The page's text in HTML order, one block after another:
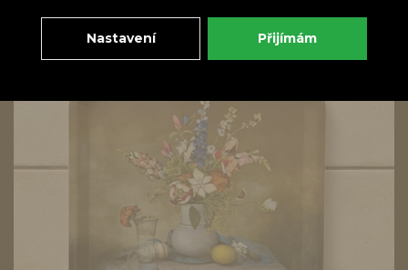
Nastavení Přijímám